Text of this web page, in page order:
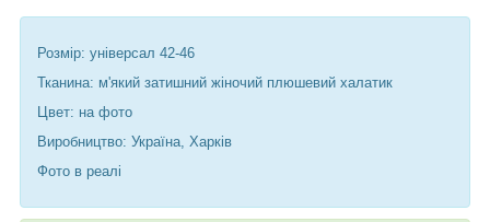
Розмір: універсал 42-46
Тканина: м'який затишний жіночий плюшевий халатик
Цвет: на фото
Виробництво: Україна, Харків
Фото в реалі